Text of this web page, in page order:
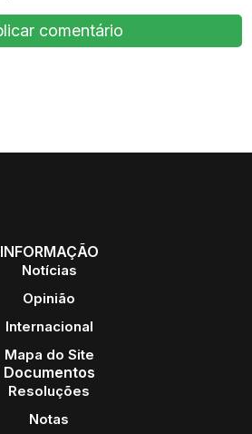
INFORMAÇÃO
Notícias
Opinião
Internacional
Mapa do Site
Documentos
Resoluções
Notas